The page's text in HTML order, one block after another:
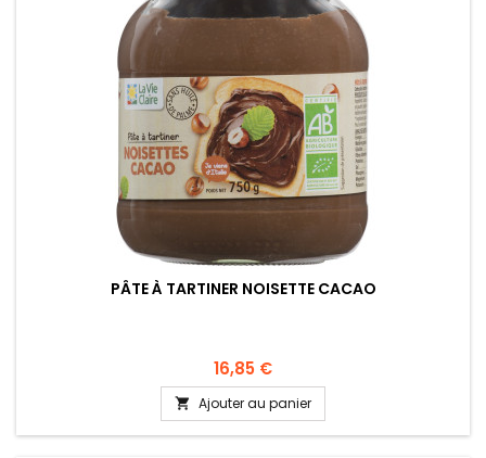
PÂTE À TARTINER NOISETTE CACAO
16,85 €
 Ajouter au panier